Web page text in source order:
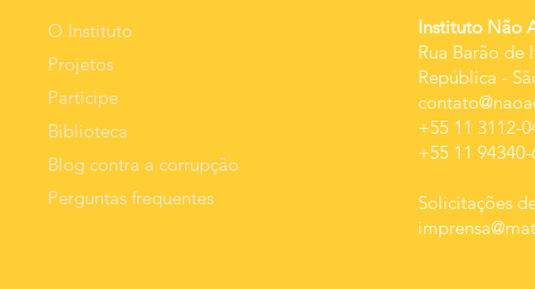
resultado.
O Instituto
Projetos
Participe
Biblioteca
Blog contra a corrupção
Perguntas frequentes
Instituto Não
Rua Barão de
República -
+55 11 3112-
+55 11
Solicitações